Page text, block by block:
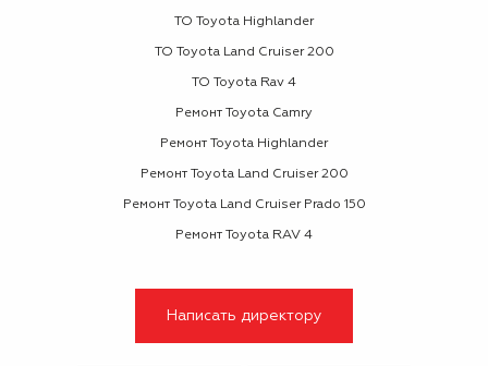
ТО Toyota Highlander
ТО Toyota Land Cruiser 200
ТО Toyota Rav 4
Ремонт Toyota Camry
Ремонт Toyota Highlander
Ремонт Toyota Land Cruiser 200
Ремонт Toyota Land Cruiser Prado 150
Ремонт Toyota RAV 4
Написать директору